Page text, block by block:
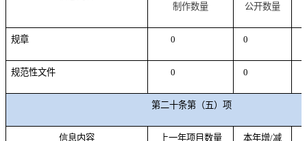
制作数量 公开数量
规章 0 0
规范性文件 0 0
第二十条第（五）项
信息内容 上一年项目数量 本年增/减